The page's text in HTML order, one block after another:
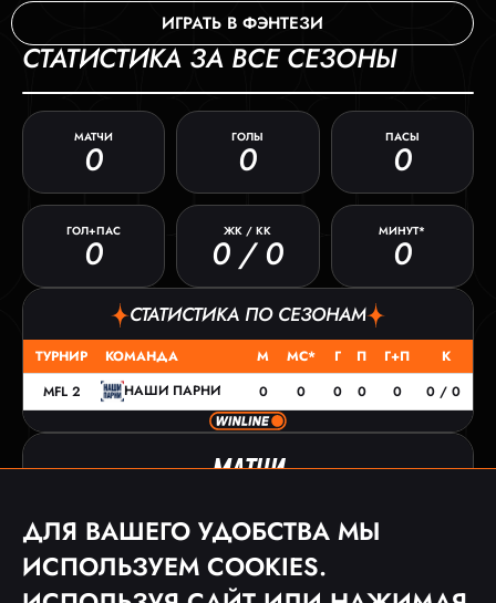
ИГРАТЬ В ФЭНТЕЗИ
СТАТИСТИКА ЗА ВСЕ СЕЗОНЫ
МАТЧИ
0
ГОЛЫ
0
ПАСЫ
0
ГОЛ+ПАС
0
ЖК / КК
0 / 0
МИНУТ*
0
СТАТИСТИКА ПО СЕЗОНАМ
ТУРНИР КОМАНДА М МС* Г П Г+П
К
MFL 2
НАШИ ПАРНИ 0 0 0 0 0 0 / 0
МАТЧИ
ДАТА ТУРНИР СОПЕРНИК
20.11.22
MFL 2
07.10.22
MFL 2 2:0
ДЛЯ ВАШЕГО УДОБСТВА МЫ
ИСПОЛЬЗУЕМ COOKIES.